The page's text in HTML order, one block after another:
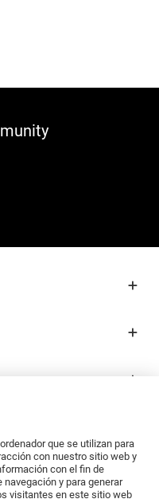
que se utilizan para
con nuestro sitio web y
con el fin de
y para generar
visitantes en este sitio web